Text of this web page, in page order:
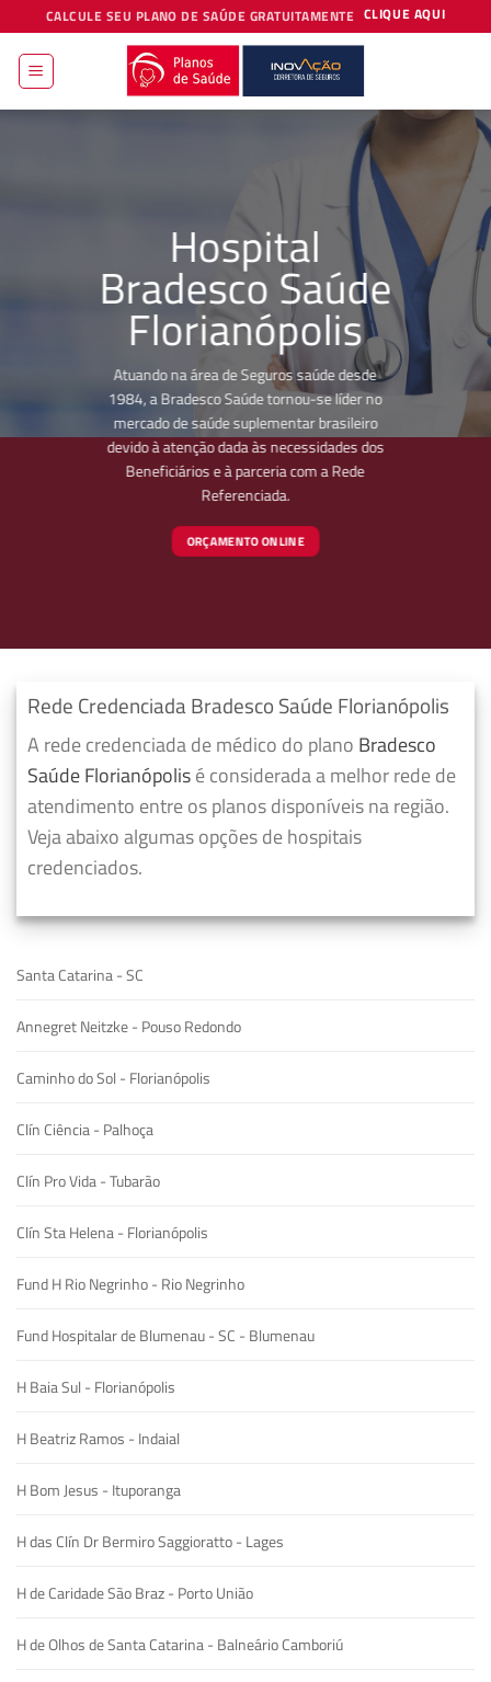
to
content
CALCULE SEU PLANO DE SAÚDE GRATUITAMENTE CLIQUE AQUI
Hospital
Bradesco Saúde
Florianópolis
Atuando na área de Seguros saúde desde
1984, a Bradesco Saúde tornou-se líder no
mercado de saúde suplementar brasileiro
devido à atenção dada às necessidades dos
Beneficiários e à parceria com a Rede
Referenciada.
ORÇAMENTO ONLINE
Rede Credenciada Bradesco Saúde Florianópolis
A rede credenciada de médico do plano Bradesco
Saúde Florianópolisé considerada a melhor rede de
atendimento entre os planos disponíveis na região.
Veja abaixo algumas opções de hospitais
credenciados.
Santa Catarina - SC
Annegret Neitzke - Pouso Redondo
Caminho do Sol - Florianópolis
Clín Ciência - Palhoça
Clín Pro Vida - Tubarão
Clín Sta Helena - Florianópolis
Fund H Rio Negrinho - Rio Negrinho
Fund Hospitalar de Blumenau - SC - Blumenau
H Baia Sul - Florianópolis
H Beatriz Ramos - Indaial
H Bom Jesus - Ituporanga
H das Clín Dr Bermiro Saggioratto - Lages
H de Caridade São Braz - Porto União
H de Olhos de Santa Catarina - Balneário Camboriú